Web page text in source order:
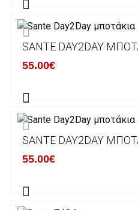
μεταφορικών 2€ για
Τα προϊόντα που
του ηλεκτρονικού
Χρόνος Διεκπεραίωσης
SANTE DAY2DAY
55.00€
SANTE DAY2DAY
55.00€